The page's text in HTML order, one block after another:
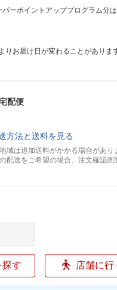
ーポイントアッププログラム分
りお届け日が変わることがありま
配便
方法と送料を見る
域は追加送料がかかる場合があり
配送をご希望の場合、注文確認
探す 店舗に